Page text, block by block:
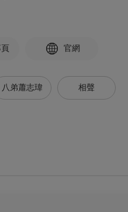
官網
八弟蕭志瑋 相聲